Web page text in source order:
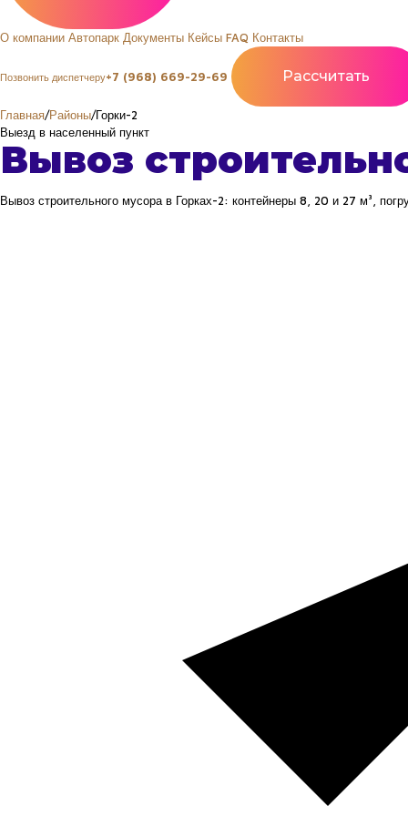
О компании Автопарк Документы Кейсы FAQ Контакты
Позвонить диспетчеру+7 (968) 669-29-69 Рассчитать
Главная/Районы/Горки-2
Выезд в населенный пункт
Вывоз
Вывоз строительного мусора в Горках-2: контейнеры 8, 20 и 27 м³,